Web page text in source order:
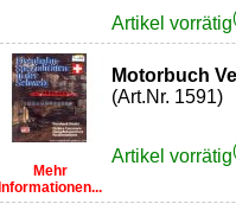
Artikel vorrätig
Mehr
Informationen...
Motorbuch
(Art.Nr. 1591)
Artikel vorrätig